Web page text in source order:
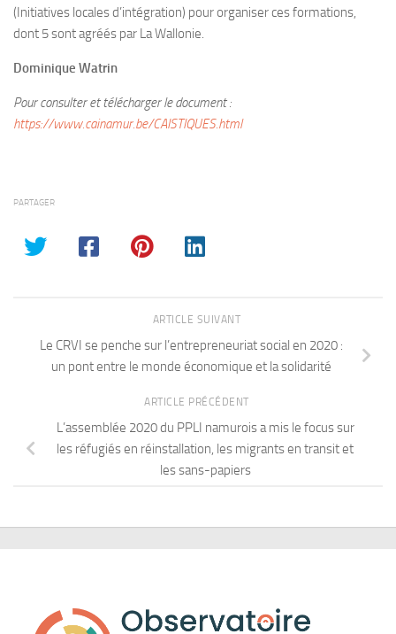
(Initiatives locales d’intégration) pour organiser ces formations,
dont 5 sont agréés par La Wallonie.
Dominique Watrin
Pour consulter et télécharger le document :
https://www.cainamur.be/CAISTIQUES.html
PARTAGER
ARTICLE SUIVANT
Le CRVI se penche sur l’entrepreneuriat social en 2020 :
un pont entre le monde économique et la solidarité
ARTICLE PRÉCÉDENT
L’assemblée 2020 du PPLI namurois a mis le focus sur
les réfugiés en réinstallation, les migrants en transit et
les sans-papiers